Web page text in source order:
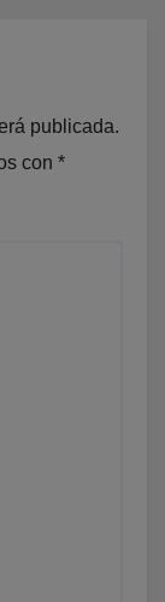
publicada.
con *